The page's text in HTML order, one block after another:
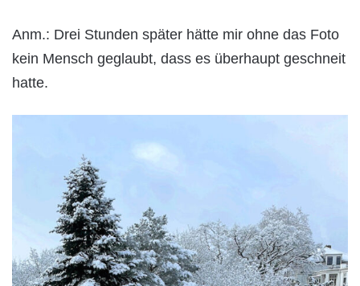
Anm.: Drei Stunden später hätte mir ohne das Foto
kein Mensch geglaubt, dass es überhaupt geschneit
hatte.